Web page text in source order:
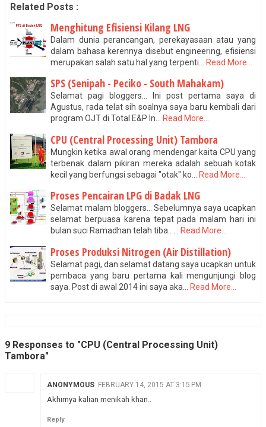
Related Posts :
Menghitung Efisiensi Kilang LNG
Dalam dunia perancangan, perekayasaan atau yang
dalam bahasa kerennya disebut engineering, efisiensi
merupakan salah satu hal yang terpenti…
Read More...
SPS (Senipah - Peciko - South Mahakam)
Selamat pagi bloggers... Ini post pertama saya di
Agustus, rada telat sih soalnya saya baru kembali dari
program OJT di Total E&P In…
Read More...
CPU (Central Processing Unit) Tambora
Mungkin ketika awal orang mendengar kaita CPU yang
terbenak dalam pikiran mereka adalah sebuah kotak
kecil yang berfungsi sebagai "otak" ko…
Read More...
Proses Pencairan LPG di Badak LNG
Selamat malam bloggers... Sebelumnya saya ucapkan
selamat berpuasa karena tepat pada malam hari ini
bulan suci Ramadhan telah tiba.. …
Read More...
Proses Produksi Nitrogen (Air Distillation)
Selamat pagi, dan selamat datang saya ucapkan untuk
pembaca yang baru pertama kali mengunjungi blog
saya. Post di awal 2014 ini saya aka…
Read More...
9 Responses to "CPU (Central Processing Unit)
Tambora"
ANONYMOUS FEBRUARY 14, 2015 AT 3:15 PM
Akhirnya kalian menikah khan..
Reply